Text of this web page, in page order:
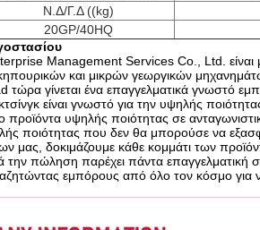
Ν.Δ/Γ.Δ ((kg)
20GP/40HQ
Management Services Co., Ltd. είναι
κηπουρικών και μικρών γεωργικών
τώρα γίνεται ένα επαγγελματικά γνωστό
είναι γνωστό για την υψηλής
υψηλής ποιότητας σε
ποιότητας που δεν θα μπορούσε να
μας, δοκιμάζουμε κάθε κομμάτι των
πώληση παρέχει πάντα επαγγελματική
εμπόρους από όλο τον κόσμο για